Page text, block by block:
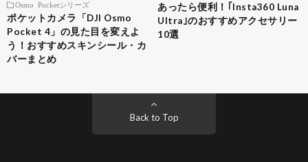
Osmo Pocketシリーズ
ポケットカメラ「DJI Osmo
Pocket 4」の見た目を変えよ
う！おすすめスキンシール・カ
バーまとめ
あったら便利！｢Insta360 Luna
Ultra｣のおすすめアクセサリー
10選
Back to Top